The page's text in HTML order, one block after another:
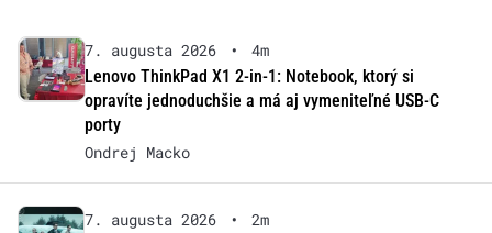
7. augusta 2026 •
4m
Lenovo ThinkPad X1 2-in-1: Notebook, ktorý si
opravíte jednoduchšie a má aj vymeniteľné USB-C
porty
Ondrej Macko
7. augusta 2026 •
2m